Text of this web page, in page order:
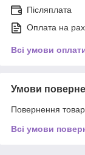
Післяплата
Оплата на
Всі умови
Умови
Повернення
Всі умови